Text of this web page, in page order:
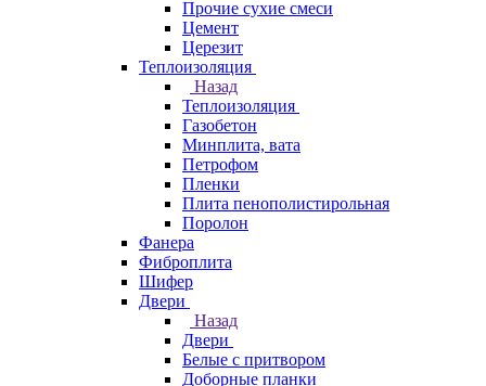
Прочие сухие смеси
Цемент
Церезит
Теплоизоляция
Назад
Теплоизоляция
Газобетон
Минплита, вата
Петрофом
Пленки
Плита пенополистирольная
Поролон
Фанера
Фиброплита
Шифер
Двери
Назад
Двери
Белые с притвором
Доборные планки